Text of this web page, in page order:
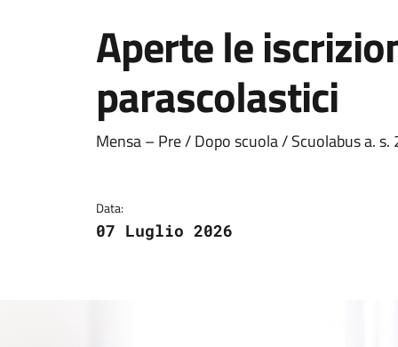
Aperte le
parascolastici
Dettagli della
Mensa – Pre / Dopo scuola / Scuolabus a.
Data:
07 Luglio 2026